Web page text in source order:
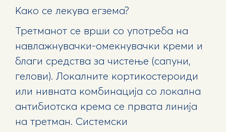
Како се лекува егзема?
Третманот се врши со употреба на
навлажнувачки-омекнувачки креми и
благи средства за чистење (сапуни,
гелови). Локалните кортикостероиди
или нивната комбинација со локална
антибиотска крема се првата линија
на третман. Системски